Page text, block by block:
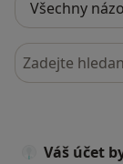
Hledejte v
Váš účet